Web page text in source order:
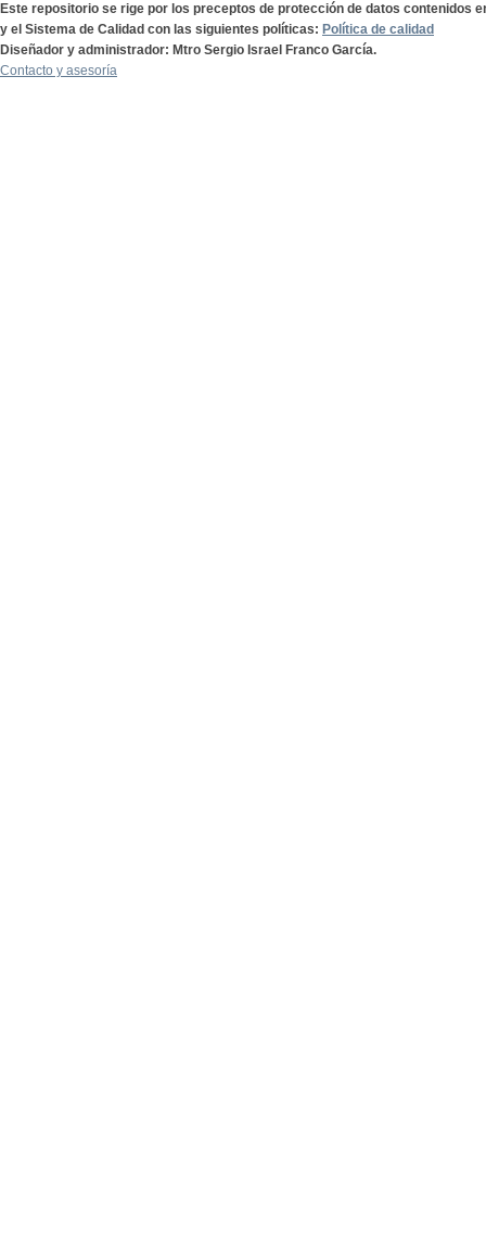
Este repositorio se rige por los preceptos de protección de datos contenidos
y el Sistema de Calidad con las siguientes políticas: Política de calidad
Diseñador y administrador: Mtro Sergio Israel Franco García.
Contacto y asesoría